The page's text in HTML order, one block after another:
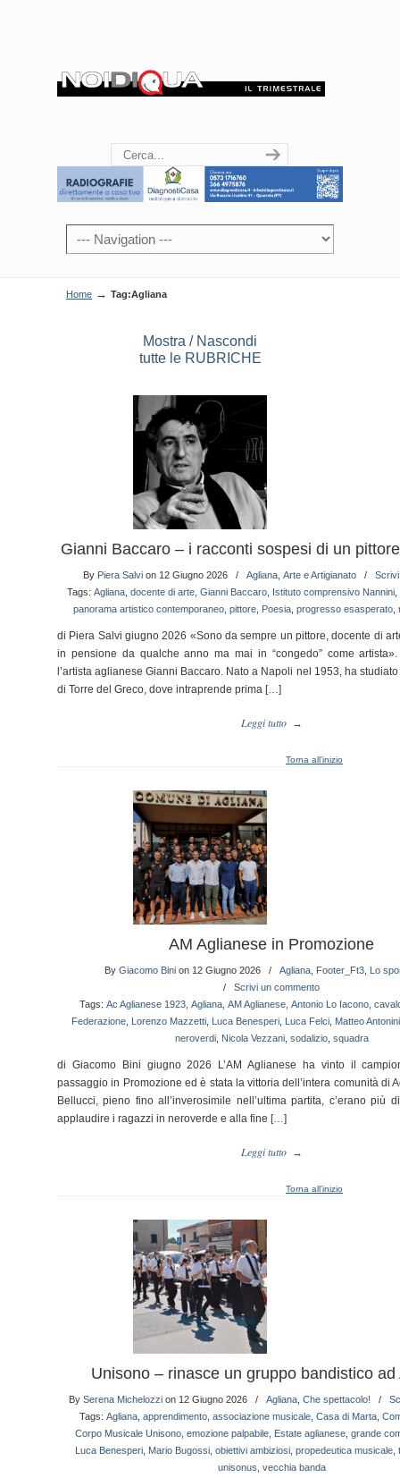
Home → Tag:Agliana
Mostra / Nascondi
tutte le RUBRICHE
Gianni Baccaro – i racconti sospesi di un
By Piera Salvion 12 Giugno 2026 / Agliana, Arte e Artigianato /
Tags: Agliana, docente di arte, Gianni Baccaro, Istituto comprensivo Nannini,
panorama artistico contemporaneo pittore Poesia progresso esasperato
di Piera Salvi giugno 2026 «Sono da sempre un pittore, docente di
in pensione da qualche anno ma mai in “congedo” come
l’artista aglianese Gianni Baccaro. Nato a Napoli nel 1953, ha studiato
di Torre del Greco, dove intraprende prima […]
Leggi tutto →
Torna all'inizio
AM Aglianese in Promozione
By Giacomo Binion 12 Giugno 2026 / Agliana, Footer_Ft3, Lo
/ Scrivi un commento
Tags: Ac Aglianese 1923 Agliana AM Aglianese Antonio Lo Iacono
Federazione Lorenzo Mazzetti Luca Benesperi Luca Felci Matteo Antonini
neroverdi, Nicola Vezzani, sodalizio, squadra
di Giacomo Bini giugno 2026 L’AM Aglianese ha vinto il
passaggio in Promozione ed è stata la vittoria dell’intera comunità di
Bellucci, pieno fino all’inverosimile nell’ultima partita, c’erano più
applaudire i ragazzi in neroverde e alla fine […]
Leggi tutto →
Torna all'inizio
Unisono – rinasce un gruppo bandistico ad
By Serena Michelozzion 12 Giugno 2026 / Agliana, Che spettacolo! /
Tags: Agliana, apprendimento, associazione musicale, Casa di Marta,
Corpo Musicale Unisono, emozione palpabile, Estate aglianese, grande
Luca Benesperi Mario Bugossi obiettivi ambiziosi propedeutica musicale
unisonus vecchia banda